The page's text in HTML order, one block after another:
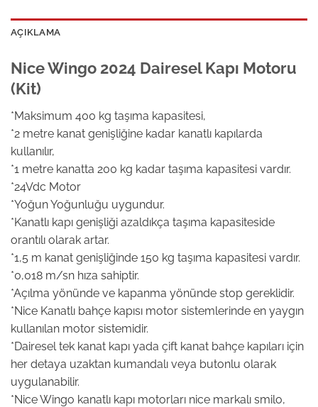
AÇIKLAMA
Nice Wingo 2024 Dairesel Kapı Motoru
(Kit)
*Maksimum 400 kg taşıma kapasitesi,
*2 metre kanat genişliğine kadar kanatlı kapılarda
kullanılır,
*1 metre kanatta 200 kg kadar taşıma kapasitesi vardır.
*24Vdc Motor
*Yoğun Yoğunluğu uygundur.
*Kanatlı kapı genişliği azaldıkça taşıma kapasiteside
orantılı olarak artar.
*1,5 m kanat genişliğinde 150 kg taşıma kapasitesi vardır.
*0,018 m/sn hıza sahiptir.
*Açılma yönünde ve kapanma yönünde stop gereklidir.
*Nice Kanatlı bahçe kapısı motor sistemlerinde en yaygın
kullanılan motor sistemidir.
*Dairesel tek kanat kapı yada çift kanat bahçe kapıları için
her detaya uzaktan kumandalı veya butonlu olarak
uygulanabilir.
*Nice Wingo kanatlı kapı motorları nice markalı smilo,